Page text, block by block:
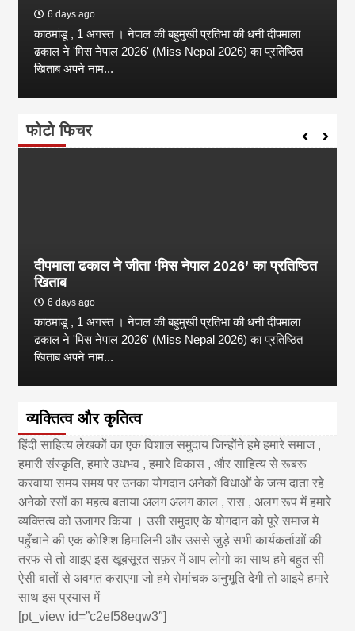
6 days ago
काठमांडू , 1 अगस्त । नेपाल की बहुमुखी प्रतिभा की धनी दीपमाला
ढकाल ने 'मिस नेपाल 2026' (Miss Nepal 2026) का प्रतिष्ठित
खिताब अपने नाम...
फोटो फिचर
दीपमाला ढकाल ने जीता ‘मिस नेपाल 2026’ का प्रतिष्ठित
खिताब
6 days ago
काठमांडू , 1 अगस्त । नेपाल की बहुमुखी प्रतिभा की धनी दीपमाला
ढकाल ने 'मिस नेपाल 2026' (Miss Nepal 2026) का प्रतिष्ठित
खिताब अपने नाम...
व्यक्तित्व और कृतित्व
हिंदी साहित्य लेखकों का एक विशाल समुदाय जिन्होंने हमे हमारे समाज ,
हमारी संस्कृति, हमारे उधभव , हमारे विकास , और साहित्य से रूबरू
करवाया समय समय पर उनका योगदान अनेकों विधाओं के जन्म दाता रहे
अनेको रसों का महत्व बताया अलग अलग काल , रास , अलग रूप में हमारे
व्यक्तित्व को उजागर किया । उसी समुदाए के योगदान को पूरे समाज मे
पहुँचाने की एक कोशिश हिमालिनी और उससे जुड़े सभी कार्यकर्ताओं की
तरफ से तो आइए इस खूबसूरत सफ़र में आप लोगो का साथ हमे बहुत सी
ऐसी बातों से अवगत कराएगा जो हमे रोमांचक अनुभूति देगी तो आइये हमारे
साथ इस प्रयास में
[pt_view id=”c2ef58eqw3″]